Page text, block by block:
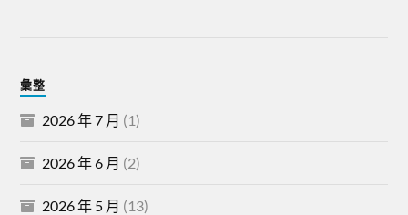
彙整
2026 年 7 月 (1)
2026 年 6 月 (2)
2026 年 5 月 (13)